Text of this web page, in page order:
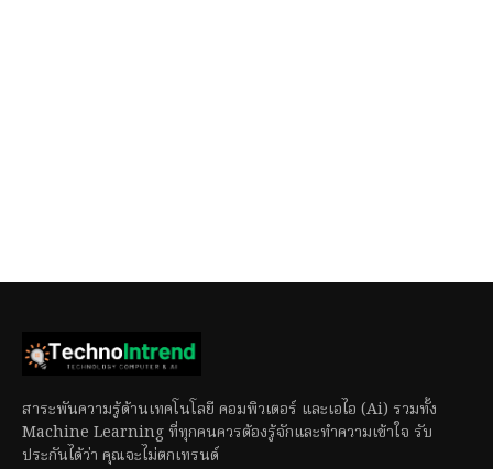
สาระพันความรู้ด้านเทคโนโลยี คอมพิวเตอร์ และเอไอ (Ai) รวมทั้ง
Machine Learning ที่ทุกคนควรต้องรู้จักและทำความเข้าใจ รับ
ประกันได้ว่า คุณจะไม่ตกเทรนด์